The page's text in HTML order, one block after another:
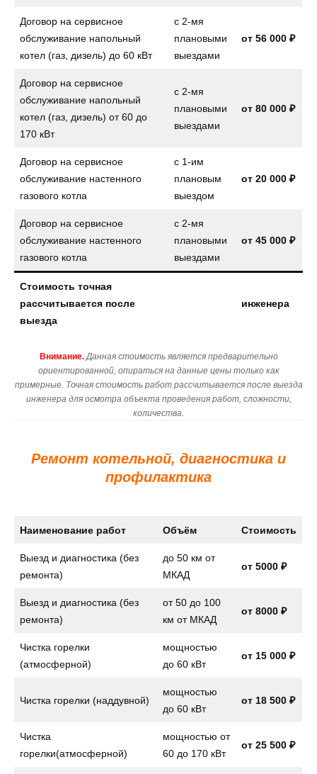
Договор на сервисное
обслуживание напольный
котел (газ, дизель) до 60 кВт
с 2-мя
плановыми
выездами
от 56 000 ₽
Договор на сервисное
обслуживание напольный
котел (газ, дизель) от 60 до
170 кВт
с 2-мя
плановыми
выездами
от 80 000 ₽
Договор на сервисное
обслуживание настенного
газового котла
с 1-им
плановым
выездом
от 20 000 ₽
Договор на сервисное
обслуживание настенного
газового котла
с 2-мя
плановыми
выездами
от 45 000 ₽
Стоимость точная
рассчитывается после
выезда
инженера
Внимание. Данная стоимость является предварительно
ориентированной, опираться на данные цены только как
примерные. Точная стоимость работ рассчитывается после выезда
инженера для осмотра объекта проведения работ, сложности,
количества.
Ремонт котельной, диагностика и
профилактика
Наименование работ Объём Стоимость
Выезд и диагностика (без
ремонта)
до 50 км от
МКАД
от 5000 ₽
Выезд и диагностика (без
ремонта)
от 50 до 100
км от МКАД
от 8000 ₽
Чистка горелки
(атмосферной)
мощностью
до 60 кВт
от 15 000 ₽
Чистка горелки (наддувной)
мощностью
до 60 кВт
от 18 500 ₽
Чистка
горелки(атмосферной)
мощностью от
60 до 170 кВт
от 25 500 ₽